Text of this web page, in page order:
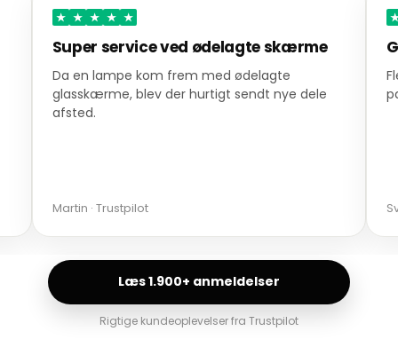
★ ★ ★ ★ ★
Super service ved ødelagte skærme
Da en lampe kom frem med ødelagte
glasskærme, blev der hurtigt sendt nye dele
afsted.
Martin · Trustpilot
Læs 1.900+ anmeldelser
Rigtige kundeoplevelser fra Trustpilot